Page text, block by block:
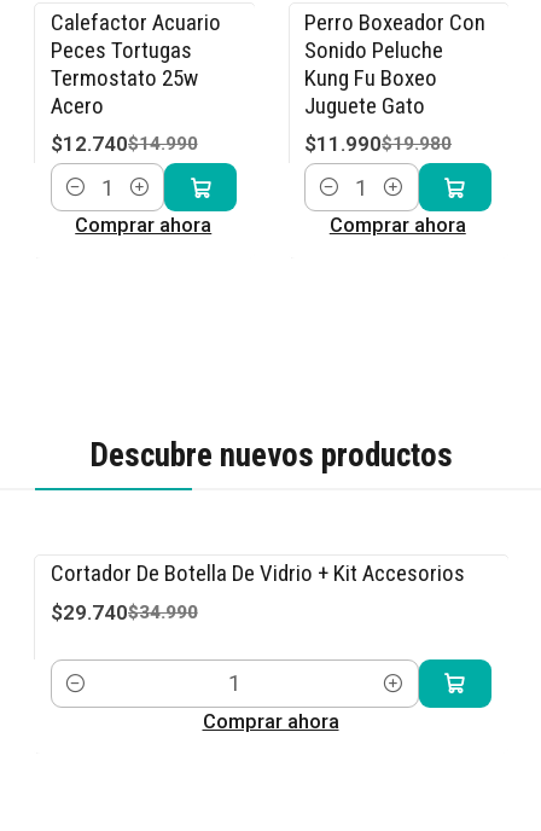
-15% OFF
Calefactor Acuario
Peces Tortugas
Termostato 25w
Acero
$12.740$14.990
Cantidad
Comprar ahora
-40% OFF
Perro Boxeador Con
Sonido Peluche
Kung Fu Boxeo
Juguete Gato
$11.990$19.980
Cantidad
Comprar ahora
Descubre nuevos productos
-15% OFF
Cortador De Botella De Vidrio + Kit Accesorios
$29.740$34.990
Cantidad
Comprar ahora